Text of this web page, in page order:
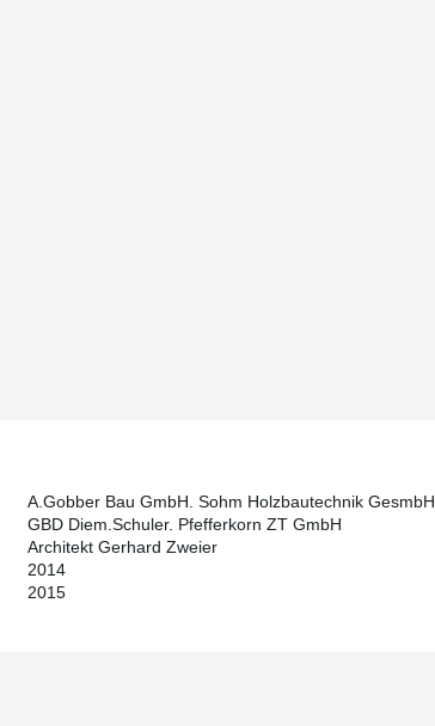
A.Gobber Bau GmbH. Sohm Holzbautechnik GesmbH
GBD Diem.Schuler. Pfefferkorn ZT GmbH
Architekt Gerhard Zweier
2014
2015